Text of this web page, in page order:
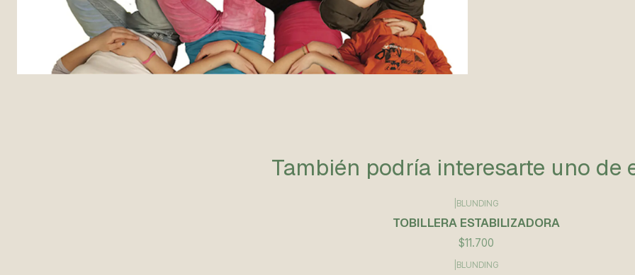
También podría interesarte uno de
BLUNDING
TOBILLERA ESTABILIZADORA
$11.700
BLUNDING